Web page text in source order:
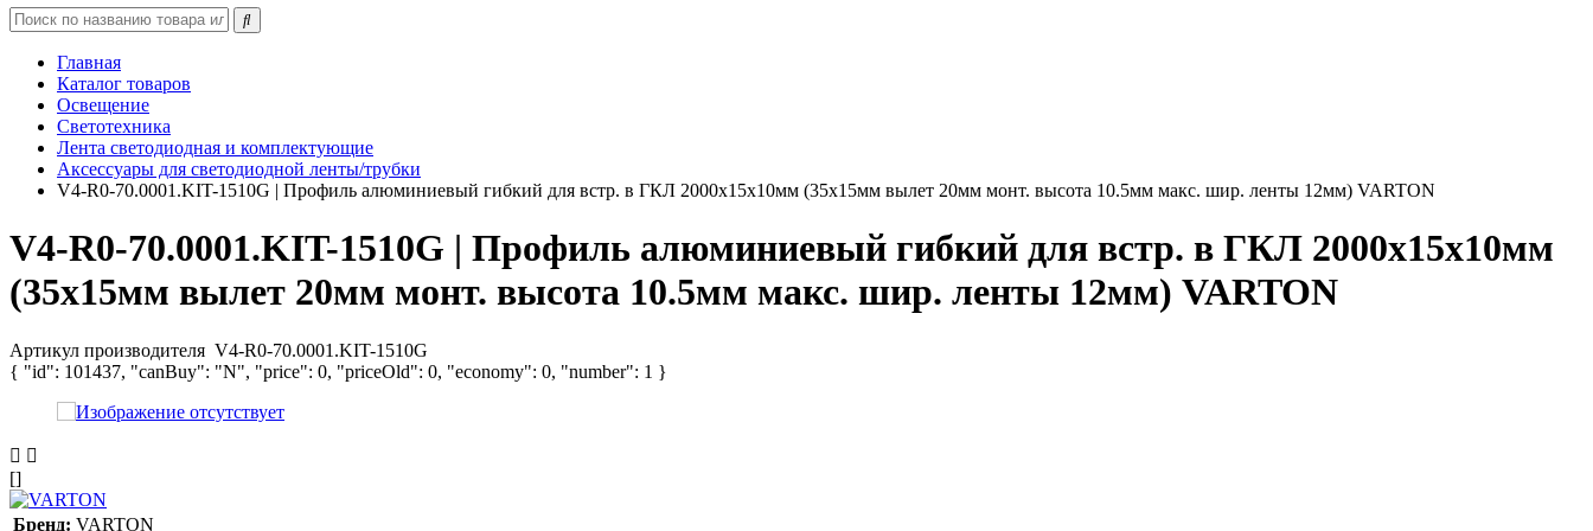
Главная
Каталог товаров
Освещение
Светотехника
Лента светодиодная и комплектующие
Аксессуары для светодиодной ленты/трубки
V4-R0-70.0001.KIT-1510G | Профиль алюминиевый гибкий для встр. в ГКЛ 2000х15х10мм (35х15мм вылет 20мм монт. высота 10.5мм макс. шир. ленты 12мм) VARTON
V4-R0-70.0001.KIT-1510G | Профиль алюминиевый гибкий для встр. в ГКЛ 2000х15х10мм
(35х15мм вылет 20мм монт. высота 10.5мм макс. шир. ленты 12мм) VARTON
Артикул производителя V4-R0-70.0001.KIT-1510G
{ "id": 101437, "canBuy": "N", "price": 0, "priceOld": 0, "economy": 0, "number": 1 }
[]
Бренд: VARTON